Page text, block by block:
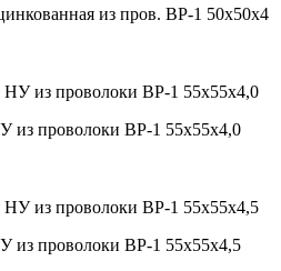
из пров. ВР-1 50х50х4
из проволоки ВР-1 55х55х4,0
из проволоки ВР-1 55х55х4,5